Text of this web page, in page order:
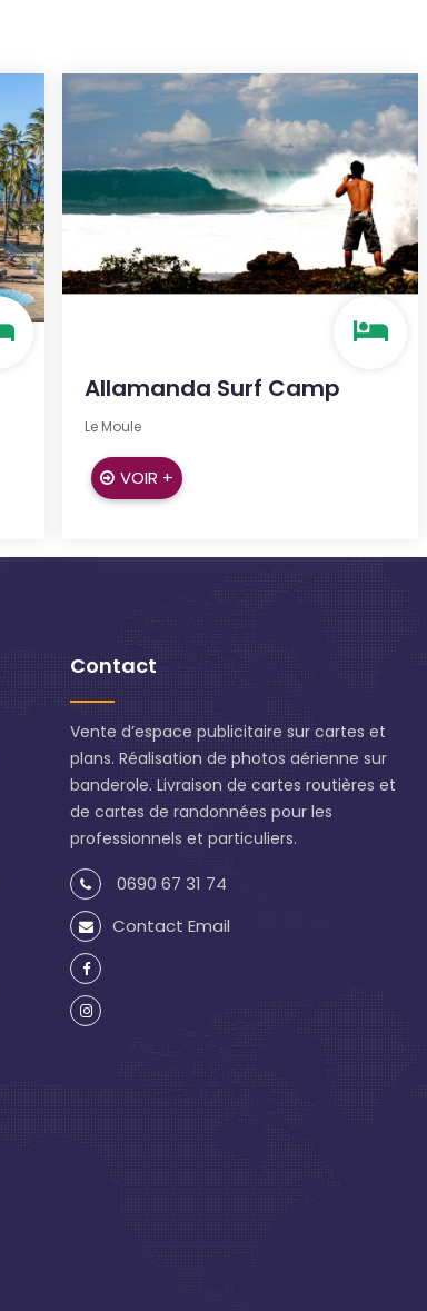
Allamanda Surf Camp
Le Moule
VOIR +
Contact
Vente d’espace publicitaire sur cartes et
plans. Réalisation de photos aérienne sur
banderole. Livraison de cartes routières et
de cartes de randonnées pour les
professionnels et particuliers.
0690 67 31 74
Contact Email